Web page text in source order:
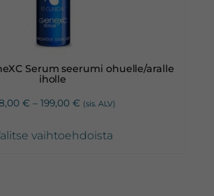
Serum seerumi ohuelle/aralle
iholle
€ – 199,00 € Hintaluokka:
-
(sis. ALV)
vaihtoehdoista